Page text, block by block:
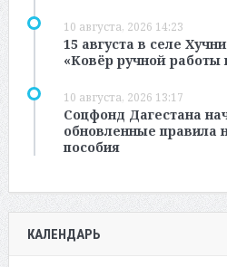
10 августа, 2026 14:23
15 августа в селе
«Ковёр ручной работы
10 августа, 2026 13:17
Соцфонд Дагестана
обновленные правила
пособия
КАЛЕНДАРЬ